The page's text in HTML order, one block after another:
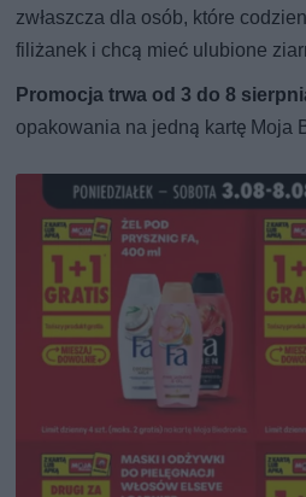
zwłaszcza dla osób, które
filiżanek i chcą mieć ulubione
Promocja trwa od 3 do 8
opakowania na jedną kartę Moja